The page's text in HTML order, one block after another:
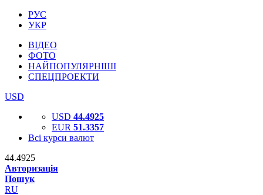
РУС
УКР
ВІДЕО
ФОТО
НАЙПОПУЛЯРНІШІ
СПЕЦПРОЕКТИ
USD
USD 44.4925
EUR 51.3357
Всі курси валют
44.4925
Авторизація
Пошук
RU